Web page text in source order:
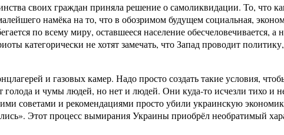
своих граждан приняла решение о самоликвидации. То, что
намёка на то, что в обозримом будущем социальная,
по всему миру, оставшееся население обесчеловечивается,
категорически не хотят замечать, что Запад проводит
и газовых камер. Надо просто создать такие условия,
и чумы людей, но нет и людей. Они куда-то исчезли тихо и
советами и рекомендациями просто убили украинскую
Этот процесс вымирания Украины приобрёл необратимый